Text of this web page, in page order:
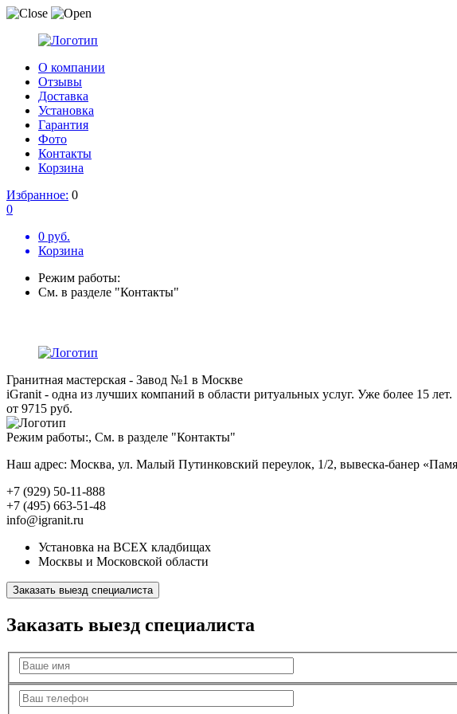
О компании
Отзывы
Доставка
Установка
Гарантия
Фото
Контакты
Корзина
Избранное: 0
0
0 руб.
Корзина
Режим работы:
См. в разделе "Контакты"
Гранитная мастерская - Завод №1 в Москве
iGranit - одна из лучших компаний в области ритуальных услуг. Уже более 15 лет.
от 9715 руб.
Режим работы:, См. в разделе "Контакты"
Наш адрес: Москва, ул. Малый Путинковский переулок, 1/2, вывеска-банер
+7 (929) 50-11-888
+7 (495) 663-51-48
info@igranit.ru
Установка на ВСЕХ кладбищах
Москвы и Московской области
Заказать выезд специалиста
Заказать выезд специалиста